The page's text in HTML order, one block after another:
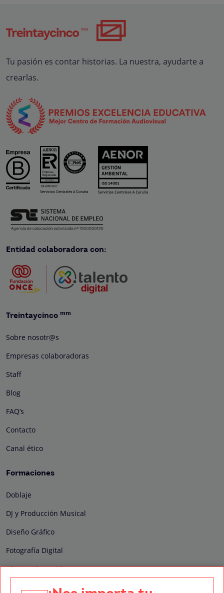
Tu pasión es contar historias. La nuestra, ayudarte a
crearlas.
Entidad colaboradora con:
Treintaycinco mm
Sobre nosotr@s
Empresas colaboradoras
Staff
Blog
FAQ’s
Contacto
Canal ético
Formaciones
Doblaje
DJ y Producción Musical
Diseño Gráfico
Fotografía Digital
Técnico de Sonido
Edición y Postproducción de Vídeo